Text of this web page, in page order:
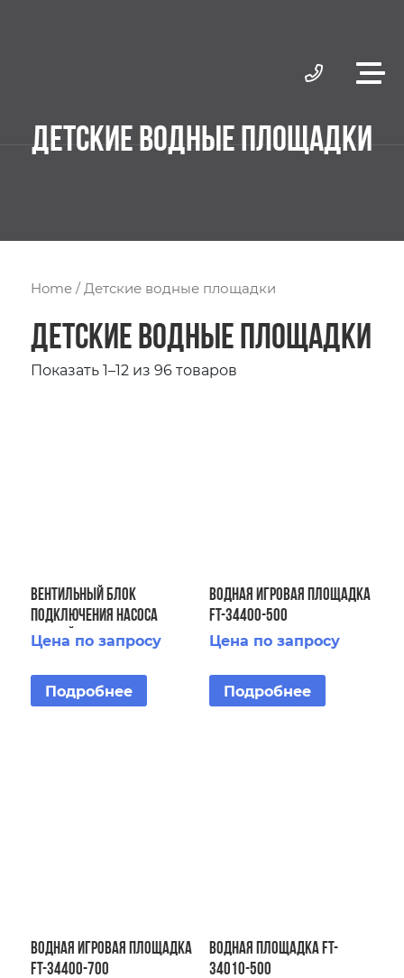
ДЕТСКИЕ ВОДНЫЕ ПЛОЩАДКИ
Home / Детские водные площадки
Детские водные площадки
Показать 1–12 из 96 товаров
Вентильный блок
подключения насоса
водной площадки
Цена по запросу
Подробнее
Водная игровая площадка
FT-34400-500
Цена по запросу
Подробнее
Водная игровая площадка
FT-34400-700
Водная площадка FT-
34010-500